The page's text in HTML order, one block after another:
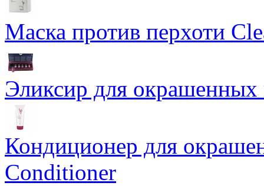
Маска против перхоти
Эликсир для
Кондиционер для
Conditioner